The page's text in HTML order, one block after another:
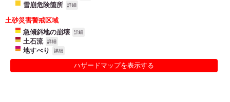
雪崩危険箇所 詳細
土砂災害警戒区域
急傾斜地の崩壊
詳細
土石流 詳細
地すべり 詳細
ハザードマップを表示する